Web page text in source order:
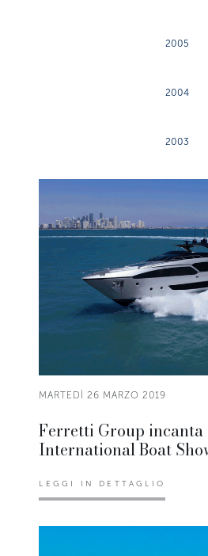
2005
2004
2003
MARTEDÌ 26 MARZO 2019
Ferretti Group incanta
International Boat
LEGGI IN DETTAGLIO